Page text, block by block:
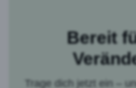
Bereit
Trage dich jetzt ein –